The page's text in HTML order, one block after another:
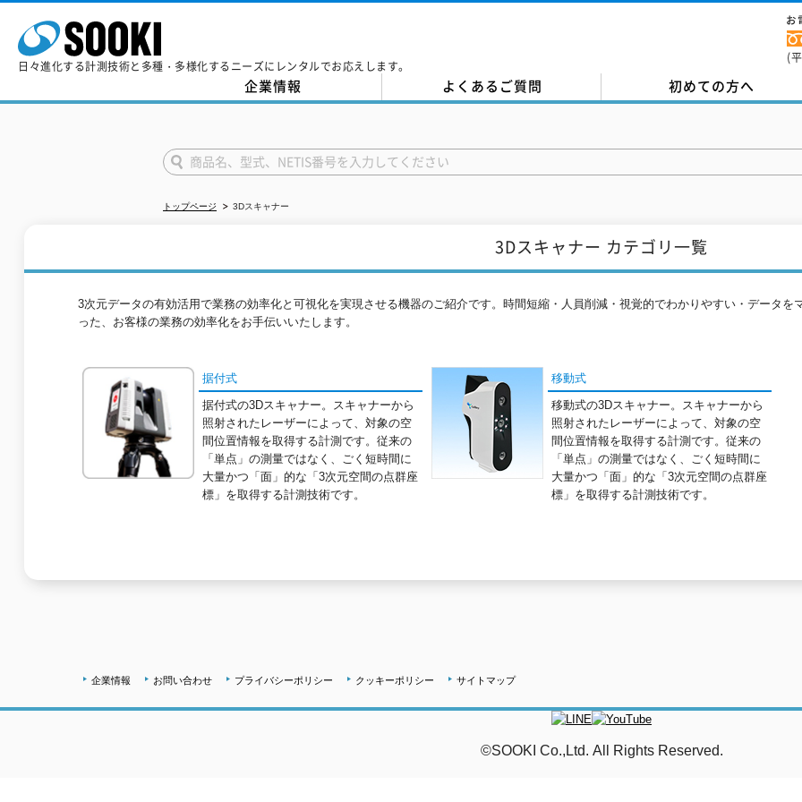
日々進化する計測技術と多種・多様化するニーズにレンタルでお応えします。
お
(
企業情報 よくあるご質問 初めての方へ
トップページ 3Dスキャナー
3Dスキャナー カテゴリ一覧
3次元データの有効活用で業務の効率化と可視化を実現させる機器のご紹介です。時間短縮・人員削減・視覚的でわかりやすい・データ
った、お客様の業務の効率化をお手伝いいたします。
据付式
据付式の3Dスキャナー。スキャナーから
照射されたレーザーによって、対象の空
間位置情報を取得する計測です。従来の
「単点」の測量ではなく、ごく短時間に
大量かつ「面」的な「3次元空間の点群座
標」を取得する計測技術です。
移動式
移動式の3Dスキャナー。スキャナーから
照射されたレーザーによって、対象の空
間位置情報を取得する計測です。従来の
「単点」の測量ではなく、ごく短時間に
大量かつ「面」的な「3次元空間の点群座
標」を取得する計測技術です。
企業情報 お問い合わせ プライバシーポリシー クッキーポリシー サイトマップ
©SOOKI Co.,Ltd. All Rights Reserved.